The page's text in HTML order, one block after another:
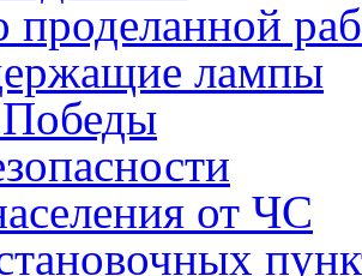
проделанной
лампы
от ЧС